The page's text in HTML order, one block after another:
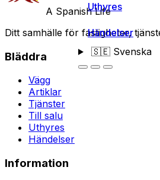
Uthyres
Händelser
🇸🇪Svenska
A Spanish Life
Ditt samhälle för fastigheter,
Bläddra
Vägg
Artiklar
Tjänster
Till salu
Uthyres
Händelser
Information